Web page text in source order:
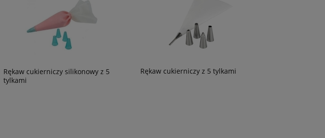
Rękaw cukierniczy silikonowy z 5
tylkami
Rękaw cukierniczy z 5 tylkami